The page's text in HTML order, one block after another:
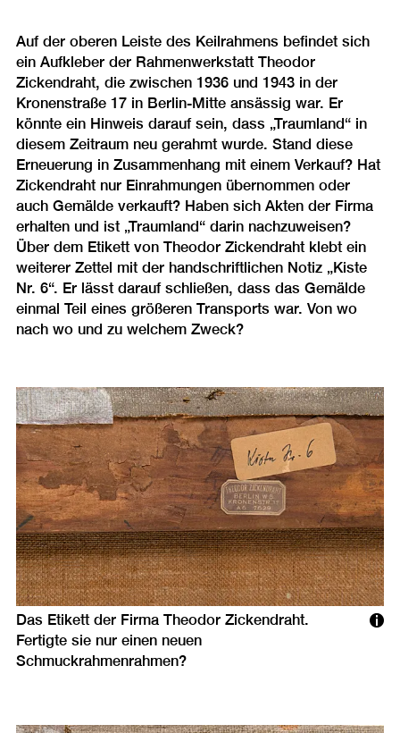
Auf der oberen Leiste des Keilrahmens befindet sich
ein Aufkleber der Rahmenwerkstatt Theodor
Zickendraht, die zwischen 1936 und 1943 in der
Kronenstraße 17 in Berlin-Mitte ansässig war. Er
könnte ein Hinweis darauf sein, dass „Traumland“ in
diesem Zeitraum neu gerahmt wurde. Stand diese
Erneuerung in Zusammenhang mit einem Verkauf? Hat
Zickendraht nur Einrahmungen übernommen oder
auch Gemälde verkauft? Haben sich Akten der Firma
erhalten und ist „Traumland“ darin nachzuweisen?
Über dem Etikett von Theodor Zickendraht klebt ein
weiterer Zettel mit der handschriftlichen Notiz „Kiste
Nr. 6“. Er lässt darauf schließen, dass das Gemälde
einmal Teil eines größeren Transports war. Von wo
nach wo und zu welchem Zweck?
Das Etikett der Firma Theodor Zickendraht.
Fertigte sie nur einen neuen
Schmuckrahmenrahmen?